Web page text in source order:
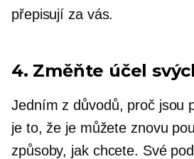
přepisují za vás.
4. Změňte účel
Jedním z důvodů, proč jsou
je to, že je můžete znovu
způsoby, jak chcete. Své